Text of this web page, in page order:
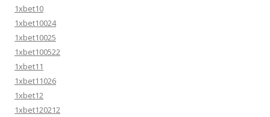
1xbet10
1xbet10024
1xbet10025
1xbet100522
1xbet11
1xbet11026
1xbet12
1xbet120212